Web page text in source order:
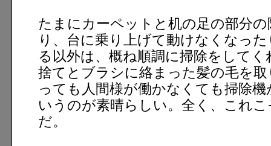
たまにカーペットと机の足の部分
り、台に乗り上げて動けなくなっ
る以外は、概ね順調に掃除をして
捨てとブラシに絡まった髪の毛を
っても人間様が働かなくても掃除
いうのが素晴らしい。全く、これ
だ。